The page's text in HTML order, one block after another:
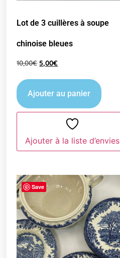
Lot de 3 cuillères à soupe
chinoise bleues
10,00€ 5,00€
Ajouter au panier
Ajouter à la liste d’envies
Save